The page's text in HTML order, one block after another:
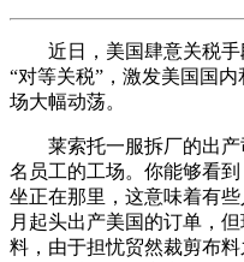
近日，美国肆意关税手
“对等关税”，激发美国国
场大幅动荡。
莱索托一服拆厂的出产
名员工的工场。你能够看
坐正在那里，这意味着有
月起头出产美国的订单，
料，由于担忧贸然裁剪布